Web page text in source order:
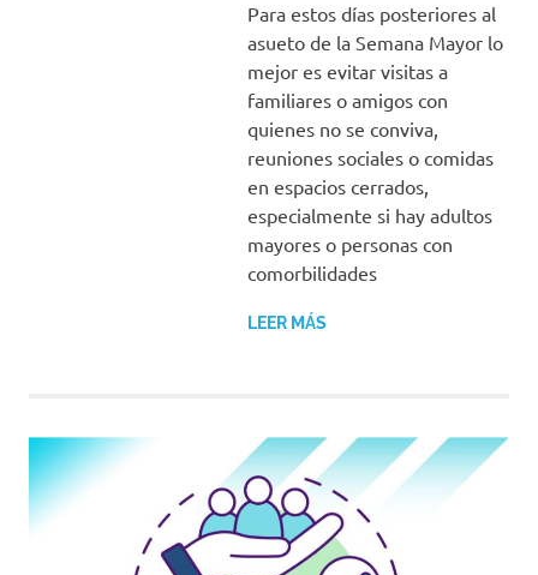
Para estos días posteriores al
asueto de la Semana Mayor lo
mejor es evitar visitas a
familiares o amigos con
quienes no se conviva,
reuniones sociales o comidas
en espacios cerrados,
especialmente si hay adultos
mayores o personas con
comorbilidades
LEER MÁS